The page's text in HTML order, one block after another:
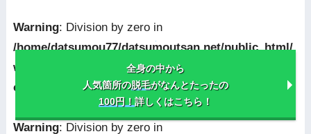
Warning: Division by zero in
/home/datsumou77/datsumoutsan.net/public_html/
wp-content/plugins/same-category-posts/same-
category-posts.phpon line115
Warning: Division by zero in
全身の中から
人気箇所の脱毛がなんとたったの
100円！ 詳しくはこちら！